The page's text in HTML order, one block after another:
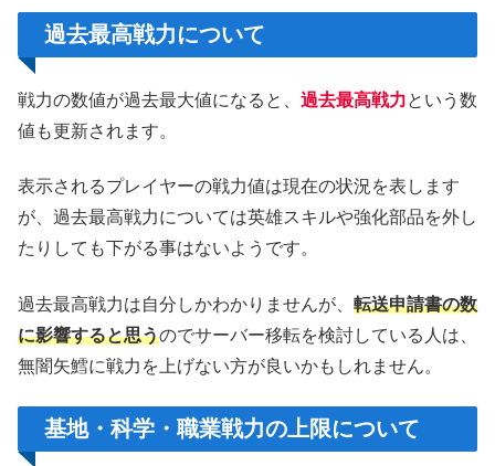
過去最高戦力について
戦力の数値が過去最大値になると、 過去最高戦力という数
値も更新されます。
表示されるプレイヤーの戦力値は現在の状況を表します
が、過去最高戦力については英雄スキルや強化部品を外し
たりしても下がる事はないようです。
過去最高戦力は自分しかわかりませんが、 転送申請書の数
に影響すると思うのでサーバー移転を検討している人は、
無闇矢鱈に戦力を上げない方が良いかもしれません。
基地・科学・職業戦力の上限について